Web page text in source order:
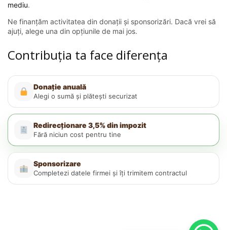
mediu.
Ne finanțăm activitatea din donații și sponsorizări. Dacă vrei să
ajuți, alege una din opțiunile de mai jos.
Contribuția ta face diferența
Donație anuală
Alegi o sumă și plătești securizat
Redirecționare 3,5% din impozit
Fără niciun cost pentru tine
Sponsorizare
Completezi datele firmei și îți trimitem contractul